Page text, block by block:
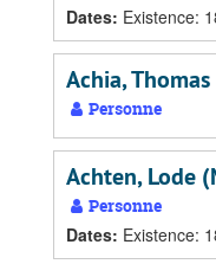
Dates: Existence:
Achia, Thomas
Personne
Achten, Lode
Personne
Dates: Existence: